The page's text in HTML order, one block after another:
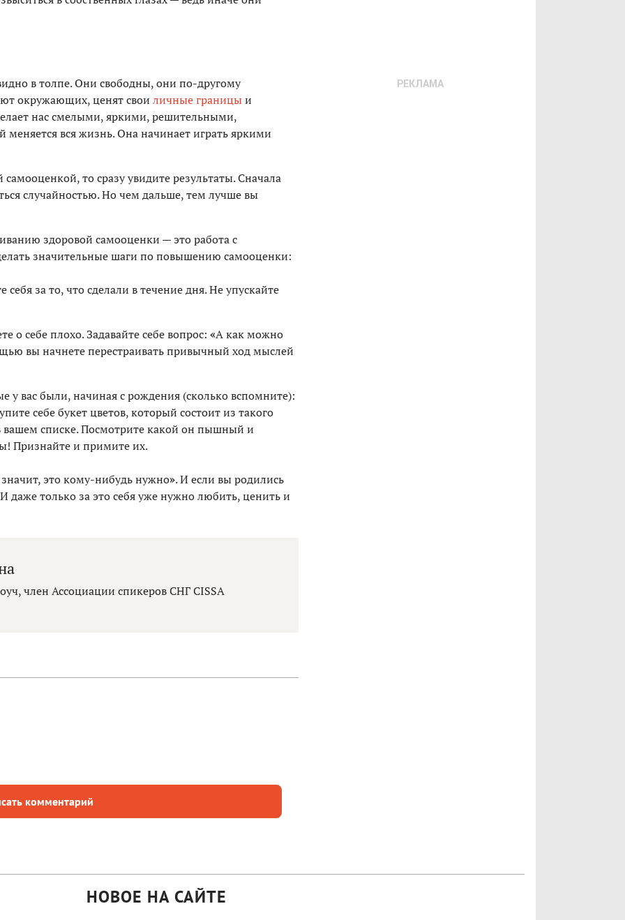
в толпе. Они свободны, они по-другому
окружающих, ценят свои личные границыи
нас смелыми, яркими, решительными,
вся жизнь. Она начинает играть яркими
то сразу увидите результаты. Сначала
случайностью. Но чем дальше, тем лучше вы
здоровой самооценки — это работа с
значительные шаги по повышению самооценки:
себя за то, что сделали в течение дня. Не упускайте
о себе плохо. Задавайте себе вопрос: «А как можно
вы начнете перестраивать привычный ход мыслей
у вас были, начиная с рождения (сколько вспомните):
себе букет цветов, который состоит из такого
вашем списке. Посмотрите какой он пышный и
Признайте и примите их.
это кому-нибудь нужно». И если вы родились
даже только за это себя уже нужно любить, ценить и
член Ассоциации спикеров СНГ CISSA
комментарий
НОВОЕ НА САЙТЕ